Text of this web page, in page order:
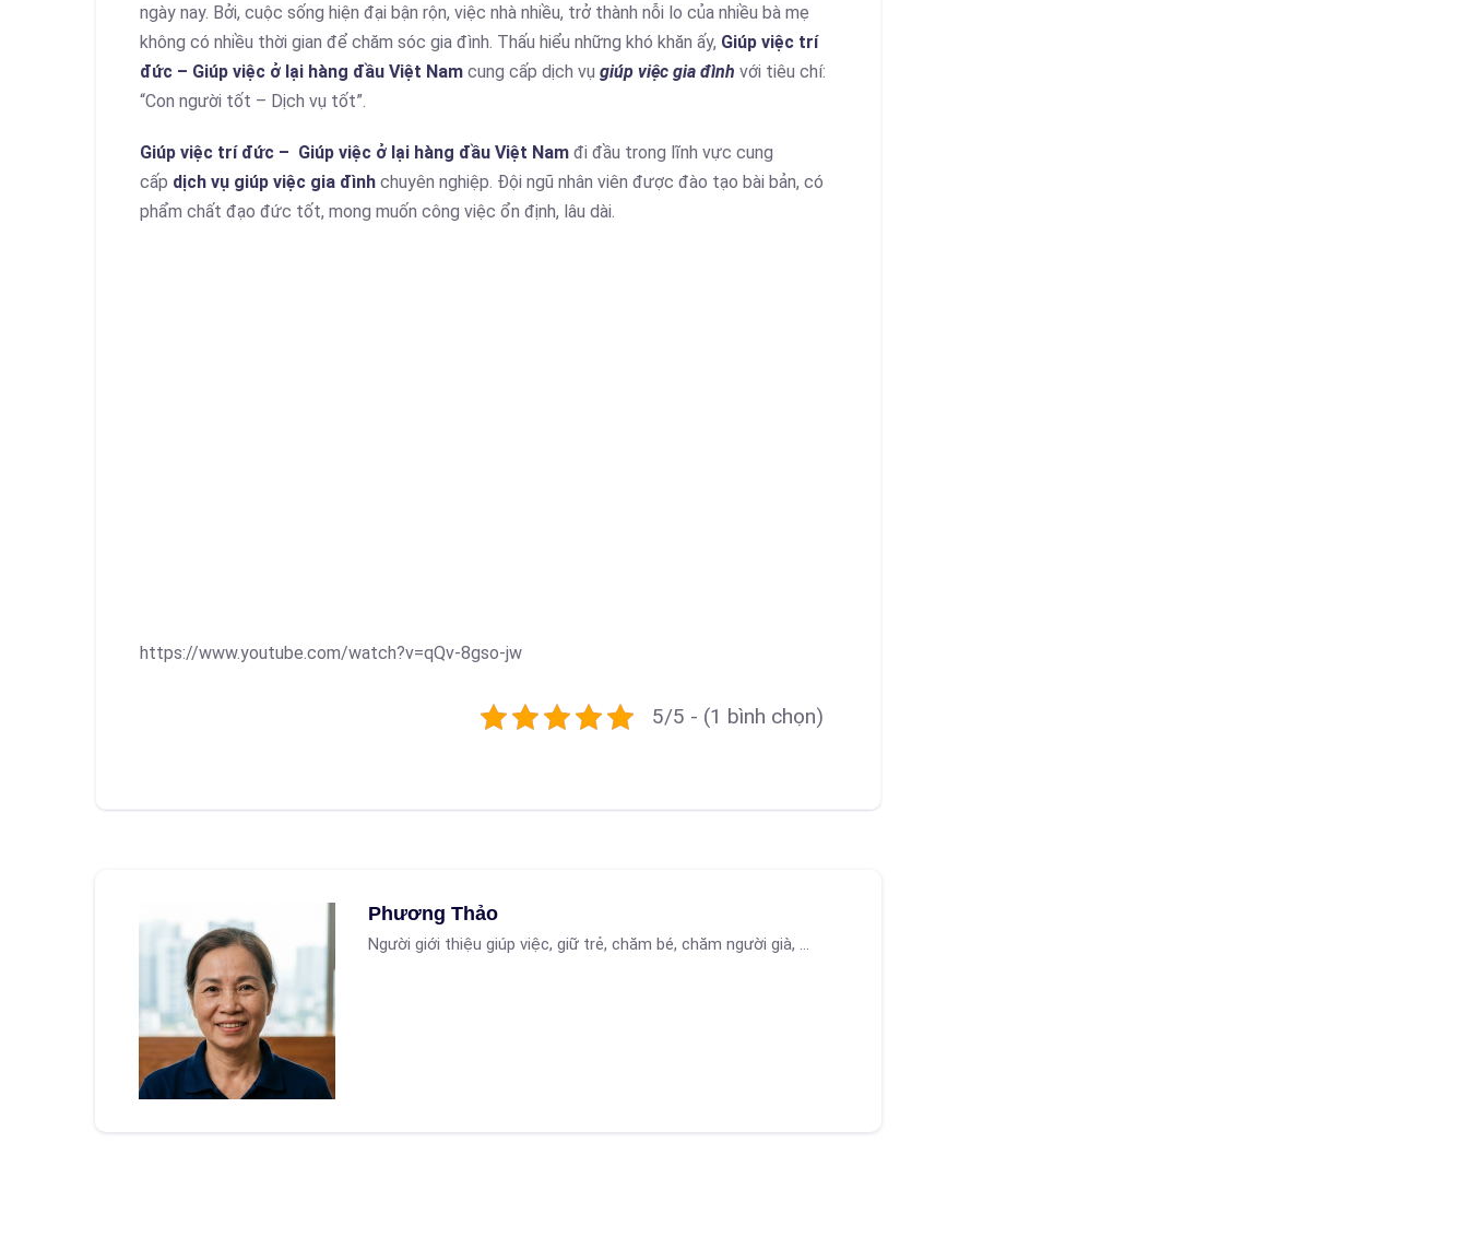
ngày nay. Bởi, cuộc sống hiện đại bận rộn, việc nhà nhiều, trở thành nỗi lo của nhiều bà mẹ
không có nhiều thời gian để chăm sóc gia đình. Thấu hiểu những khó khăn ấy, Giúp việc trí
đức – Giúp việc ở lại hàng đầu Việt Nam cung cấp dịch vụ giúp việc gia đình với tiêu chí:
“Con người tốt – Dịch vụ tốt”.
Giúp việc trí đức – Giúp việc ở lại hàng đầu Việt Nam đi đầu trong lĩnh vực cung
cấp dịch vụ giúp việc gia đình chuyên nghiệp. Đội ngũ nhân viên được đào tạo bài bản, có
phẩm chất đạo đức tốt, mong muốn công việc ổn định, lâu dài.
https://www.youtube.com/watch?v=qQv-8gso-jw
5/5 - (1 bình chọn)
Phương Thảo
Người giới thiệu giúp việc, giữ trẻ, chăm bé, chăm người già, ...